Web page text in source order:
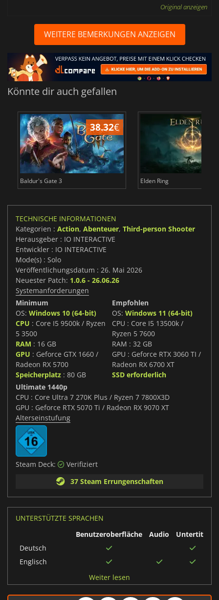
Original anzeigen
WEITERE BEMERKUNGEN ANZEIGEN
Könnte dir auch gefallen
38.32€
Baldur's Gate 3 Elden Ring
TECHNISCHE INFORMATIONEN
Kategorien : Action, Abenteuer, Third-person Shooter
Herausgeber : IO INTERACTIVE
Entwickler : IO INTERACTIVE
Mode(s) : Solo
Veröffentlichungsdatum : 26. Mai 2026
Neuester Patch: 1.0.6 - 26.06.26
Systemanforderungen
Minimum
OS: Windows 10 (64-bit)
CPU : Core I5 9500k / Ryzen
5 3500
RAM : 16 GB
GPU : Geforce GTX 1660 /
Radeon RX 5700
Speicherplatz : 80 GB
Empfohlen
OS: Windows 11 (64-bit)
CPU : Core I5 13500k /
Ryzen 5 7600
RAM : 32 GB
GPU : Geforce RTX 3060 TI /
Radeon RX 6700 XT
SSD erforderlich
Ultimate 1440p
CPU : Core Ultra 7 270K Plus / Ryzen 7 7800X3D
GPU : Geforce RTX 5070 Ti / Radeon RX 9070 XT
Alterseinstufung
Steam Deck:
Verifiziert
37 Steam Errungenschaften
UNTERSTÜTZTE SPRACHEN
Benutzeroberfläche
Audio
Untertitel
Deutsch
Englisch
Weiter lesen